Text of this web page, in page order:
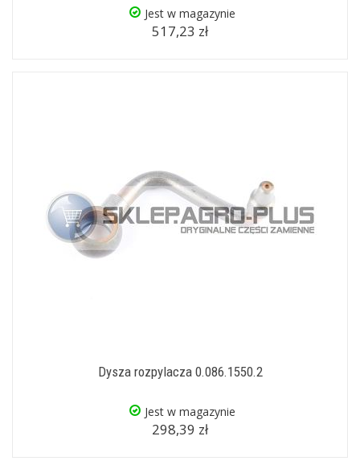
Jest w magazynie
517,23 zł
Dysza rozpylacza 0.086.1550.2
Jest w magazynie
298,39 zł